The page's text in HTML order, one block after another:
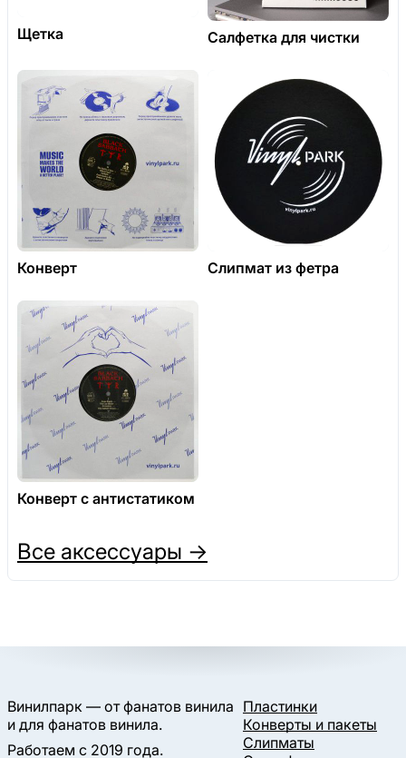
Щетка Салфетка для чистки
Конверт Слипмат из фетра
Конверт с антистатиком
Все аксессуары →
Винилпарк — от фанатов винила
и для фанатов винила.
Работаем с 2019 года.
Пластинки
Конверты и пакеты
Слипматы